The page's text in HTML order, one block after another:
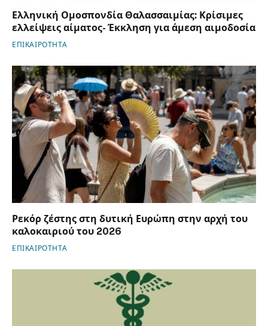
Ελληνική Ομοσπονδία Θαλασσαιμίας: Κρίσιμες
ελλείψεις αίματος- Έκκληση για άμεση αιμοδοσία
ΕΠΙΚΑΙΡΟΤΗΤΑ
Ρεκόρ ζέστης στη δυτική Ευρώπη στην αρχή του
καλοκαιριού του 2026
ΕΠΙΚΑΙΡΟΤΗΤΑ